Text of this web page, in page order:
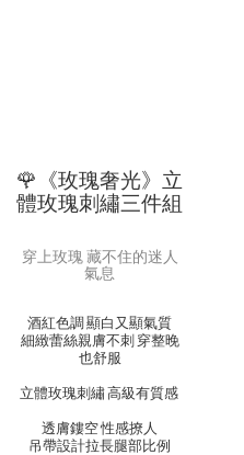
🌹《玫瑰奢光》立
體玫瑰刺繡三件組
穿上玫瑰 藏不住的迷人
氣息
酒紅色調 顯白又顯氣質
細緻蕾絲親膚不刺 穿整晚
也舒服
立體玫瑰刺繡 高級有質感
透膚鏤空 性感撩人
吊帶設計拉長腿部比例